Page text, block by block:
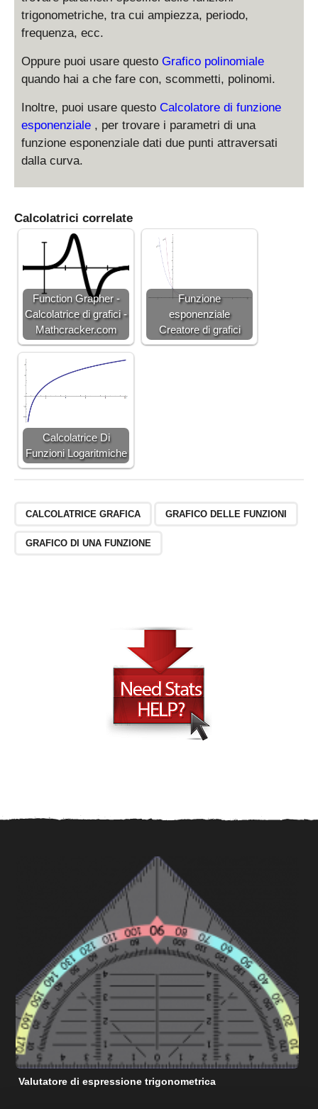
trigonometriche, tra cui ampiezza, periodo,
frequenza, ecc.
Oppure puoi usare questo Grafico polinomiale
quando hai a che fare con, scommetti, polinomi.
Inoltre, puoi usare questo Calcolatore di funzione
esponenziale , per trovare i parametri di una
funzione esponenziale dati due punti attraversati
dalla curva.
Calcolatrici correlate
Function Grapher -
Calcolatrice di grafici -
Mathcracker.com
Funzione
esponenziale
Creatore di grafici
Calcolatrice Di
Funzioni Logaritmiche
CALCOLATRICE GRAFICA GRAFICO DELLE FUNZIONI
GRAFICO DI UNA FUNZIONE
Valutatore di espressione trigonometrica